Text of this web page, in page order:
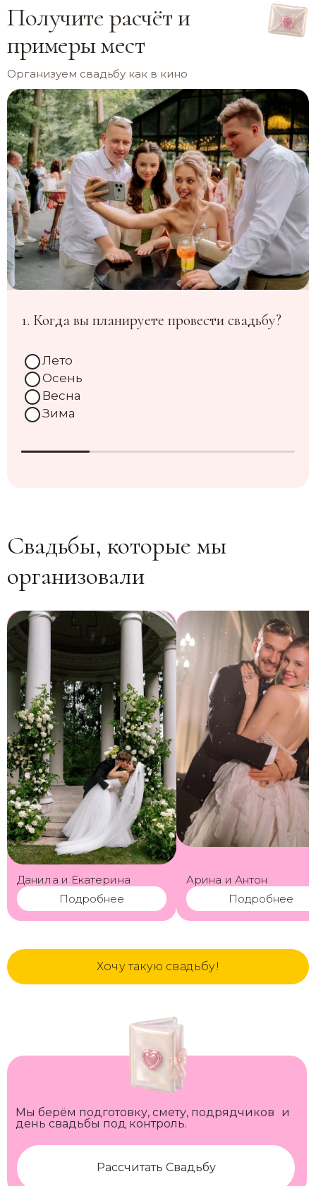
Получите расчёт и
примеры мест
Организуем свадьбу как в кино
1. Когда вы планируете провести свадьбу?
Лето
Осень
Весна
Зима
Свадьбы, которые мы
организовали
Данила и Екатерина
Подробнее
Арина и Антон
Подробнее
Хочу такую свадьбу!
Рассчитать Свадьбу
Мы берём подготовку, смету, подрядчиков и
день свадьбы под контроль.